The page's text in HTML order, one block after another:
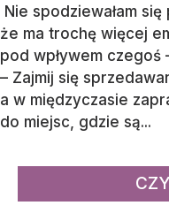
Nie spodziewałam
że ma trochę więcej
pod wpływem czegoś
– Zajmij się
a w międzyczasie
do miejsc, gdzie są...